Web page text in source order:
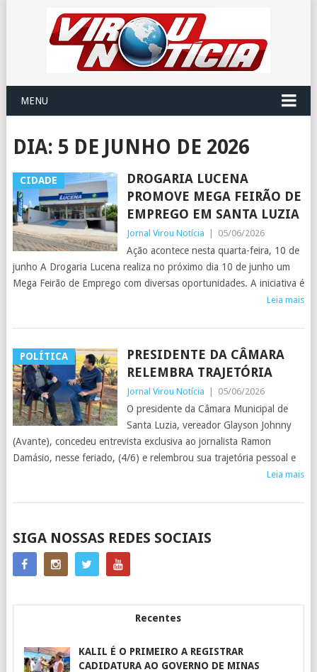
MENU
DIA: 5 DE JUNHO DE 2026
CIDADE
DROGARIA LUCENA
PROMOVE MEGA FEIRÃO DE
EMPREGO EM SANTA LUZIA
Jornal Virou Notícia 05/06/2026
Ação acontece nesta quarta-feira, 10 de
junho A Drogaria Lucena realiza no próximo dia 10 de junho um
Mega Feirão de Emprego com diversas oportunidades. A iniciativa é
Leia mais
POLÍTICA
PRESIDENTE DA CÂMARA
RELEMBRA TRAJETÓRIA
Jornal Virou Notícia 05/06/2026
O presidente da Câmara Municipal de
Santa Luzia, vereador Glayson Johnny
(Avante), concedeu entrevista exclusiva ao jornalista Ramon
Damásio, nesse feriado, (4/6) e relembrou sua trajetória pessoal e
Leia mais
POSTS
NAVIGATION
SIGA NOSSAS REDES SOCIAIS
Recentes
KALIL É O PRIMEIRO A REGISTRAR
CADIDATURA AO GOVERNO DE MINAS